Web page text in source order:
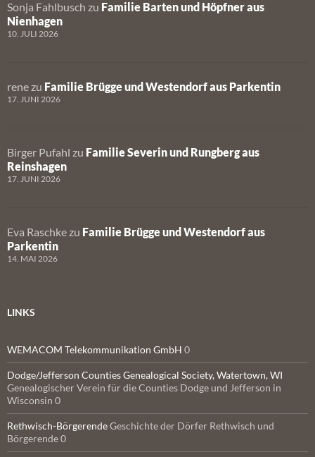
Sonja Fahlbusch zu Familie Barten und Höpfner aus
Nienhagen
10. JULI 2026
rene zu Familie Brügge und Westendorf aus Parkentin
17. JUNI 2026
Birger Pufahl zu Familie Severin und Rungberg aus
Reinshagen
17. JUNI 2026
Eva Raschke zu Familie Brügge und Westendorf aus
Parkentin
14. MAI 2026
LINKS
WEMACOM Telekommunikation GmbH 0
Dodge/Jefferson Counties Genealogical Society, Watertown, WI
Genealogischer Verein für die Counties Dodge und Jefferson in
Wisconsin 0
Rethwisch-BörgerendeGeschichte der Dörfer Rethwisch und
Börgerende 0